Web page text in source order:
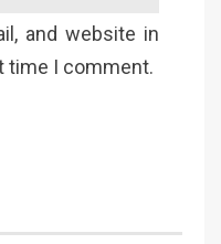
and website in
time I comment.